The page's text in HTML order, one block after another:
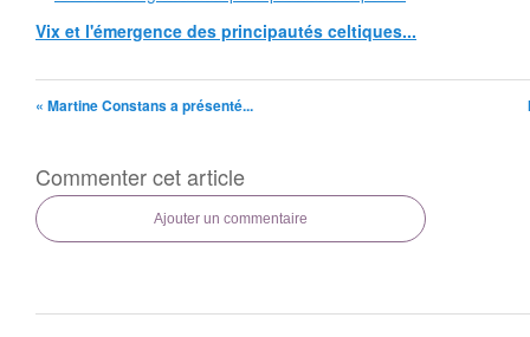
Vix et l'émergence des principautés celtiques...
« Martine Constans a présenté...
Commenter cet article
Ajouter un commentaire